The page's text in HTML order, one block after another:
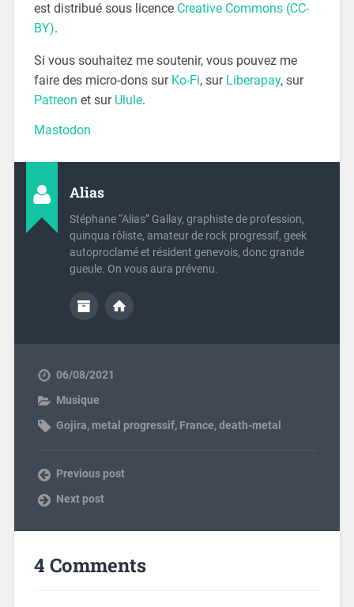
est distribué sous licence Creative Commons (CC-
BY).
Si vous souhaitez me soutenir, vous pouvez me
faire des micro-dons sur Ko-Fi, sur Liberapay, sur
Patreon et sur Ulule.
Mastodon
Alias
Stéphane “Alias” Gallay, graphiste de profession,
quinqua rôliste, amateur de rock progressif, geek
autoproclamé et résident genevois, donc grande
gueule. On vous aura prévenu.
06/08/2021
Musique
Gojira, metal progressif, France,death-metal
Previous post
Next post
4 Comments